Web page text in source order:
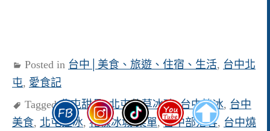
Posted in 台中│美食、旅遊、住宿、生活, 台中北
屯, 愛食記
Tagged北屯甜品,北屯仙草冰磚,台中挫冰, 台中
美食, 北屯挫冰,花樣冰城 菜單,台中部落客, 台中燒